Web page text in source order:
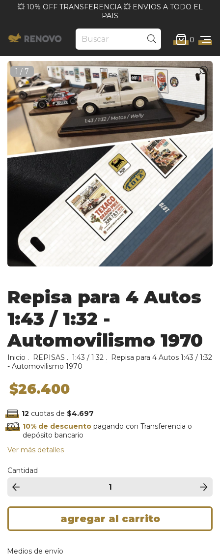
💥 10% OFF TRANSFERENCIA 💥 ENVIOS A TODO EL
PAIS
0
Repisa para 4 Autos
1:43 / 1:32 -
Automovilismo 1970
Inicio . REPISAS . 1:43 / 1:32 .
Repisa para 4 Autos 1:43 / 1:32
- Automovilismo 1970
$26.400
12 cuotas de $4.697
10% de descuento pagando con Transferencia o
depósito bancario
Ver más detalles
Cantidad
Medios de envío
1 / 7